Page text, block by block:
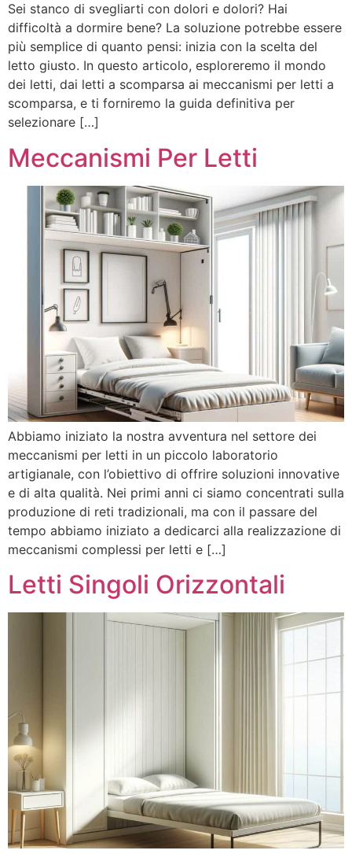
Sei stanco di svegliarti con dolori e dolori? Hai
difficoltà a dormire bene? La soluzione potrebbe essere
più semplice di quanto pensi: inizia con la scelta del
letto giusto. In questo articolo, esploreremo il mondo
dei letti, dai letti a scomparsa ai meccanismi per letti a
scomparsa, e ti forniremo la guida definitiva per
selezionare […]
Meccanismi Per Letti
Abbiamo iniziato la nostra avventura nel settore dei
meccanismi per letti in un piccolo laboratorio
artigianale, con l’obiettivo di offrire soluzioni innovative
e di alta qualità. Nei primi anni ci siamo concentrati sulla
produzione di reti tradizionali, ma con il passare del
tempo abbiamo iniziato a dedicarci alla realizzazione di
meccanismi complessi per letti e […]
Letti Singoli Orizzontali